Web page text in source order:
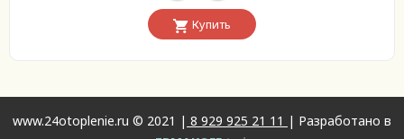
Купить
www.24otoplenie.ru © 2021 | 8 929 925 21 11 | Разработано в